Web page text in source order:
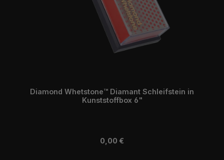
Diamond Whetstone™ Diamant Schleifstein in
Kunststoffbox 6"
Regulärer Preis:
0,00 €